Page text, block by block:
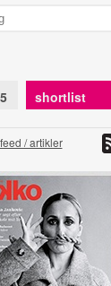
shortlist
/ artikler